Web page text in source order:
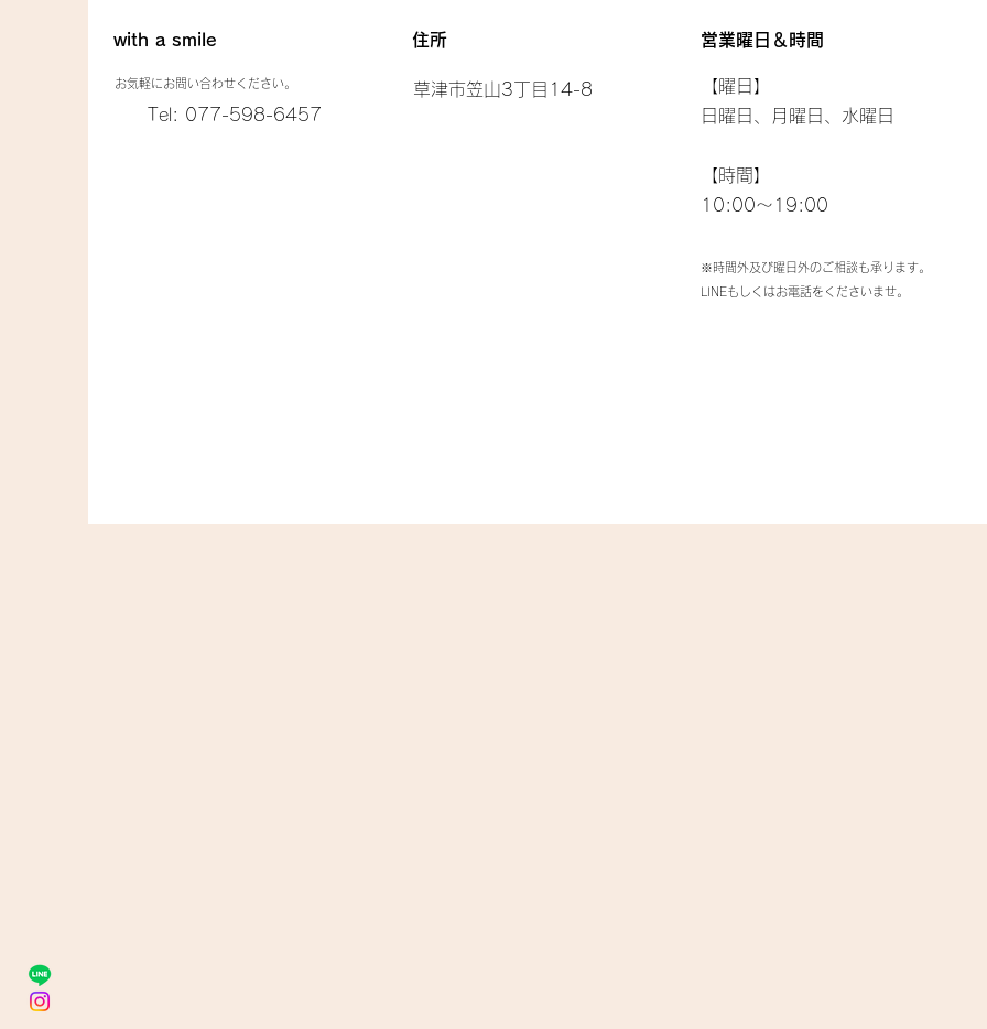
with a smile
お気軽にお問い合わせください。
Tel: 077-598-6457
​住所
草津市笠山3丁目14-8
営業曜日＆時間
【曜日】
日曜日、月曜日、水曜日
【時間】
10:00～19:00
※時間外及び曜日外のご相談も承ります。
LINEもしくはお電話をくださいませ。​